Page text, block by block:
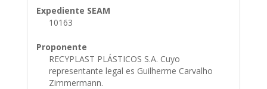
Expediente SEAM
10163
Proponente
RECYPLAST PLÁSTICOS S.A. Cuyo
representante legal es Guilherme Carvalho
Zimmermann.